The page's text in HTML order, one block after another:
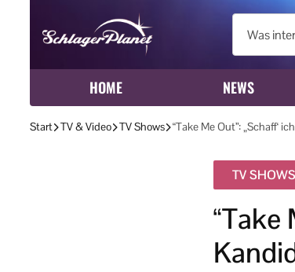
HOME NEWS
Start TV & Video TV Shows “Take Me Out”: „Schaff‘
TV SHOWS
“Take